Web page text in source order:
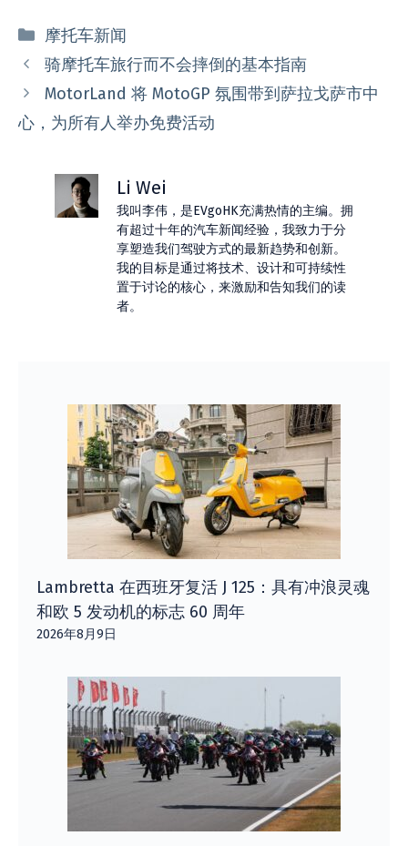
分
类
摩托车新闻
骑摩托车旅行而不会摔倒的基本指南
MotorLand 将 MotoGP 氛围带到萨拉戈萨市中
心，为所有人举办免费活动
Li Wei
我叫李伟，是EVgoHK充满热情的主编。拥
有超过十年的汽车新闻经验，我致力于分
享塑造我们驾驶方式的最新趋势和创新。
我的目标是通过将技术、设计和可持续性
置于讨论的核心，来激励和告知我们的读
者。
Lambretta 在西班牙复活 J 125：具有冲浪灵魂
和欧 5 发动机的标志 60 周年
2026年8月9日